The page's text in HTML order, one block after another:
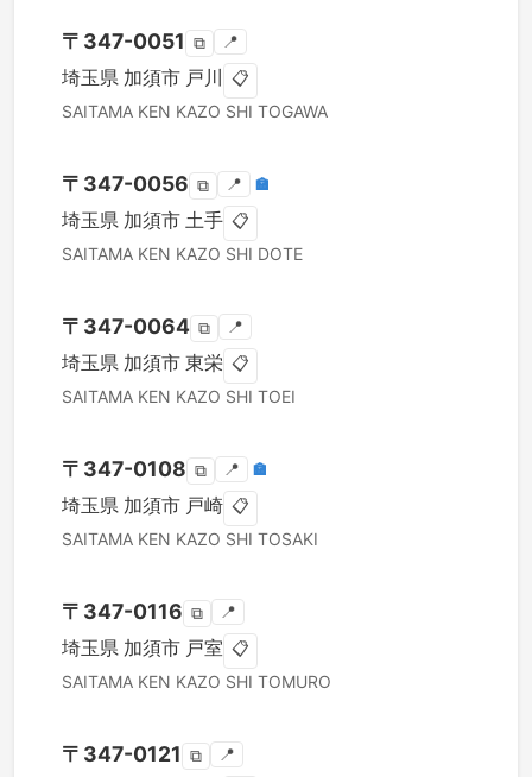
〒 347-0051 ⧉ 📍
埼玉県 加須市 戸川 📋
SAITAMA KEN KAZO SHI TOGAWA
〒 347-0056 ⧉ 📍 🏣
埼玉県 加須市 土手 📋
SAITAMA KEN KAZO SHI DOTE
〒 347-0064 ⧉ 📍
埼玉県 加須市 東栄 📋
SAITAMA KEN KAZO SHI TOEI
〒 347-0108 ⧉ 📍 🏣
埼玉県 加須市 戸崎 📋
SAITAMA KEN KAZO SHI TOSAKI
〒 347-0116 ⧉ 📍
埼玉県 加須市 戸室 📋
SAITAMA KEN KAZO SHI TOMURO
〒 347-0121 ⧉ 📍